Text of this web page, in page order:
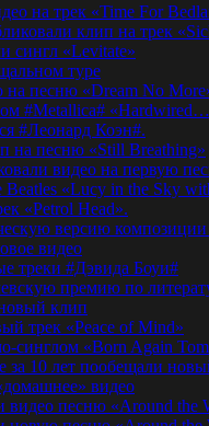
на трек «Time For
клип на трек
сингл «Levitate»
туре
на песню «Dream No
#Metallica#
#Леонард Коэн#.
на песню «Still Breathing»
видео на первую
«Lucy in the Sky
«Petrol Head».
версию
видео
треки #Дэвида Боуи#
премию по
клип
трек «Peace of Mind»
синглом «Born Again
за 10 лет пообещали
видео
видео песню «Around the